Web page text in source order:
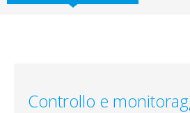
Controllo e